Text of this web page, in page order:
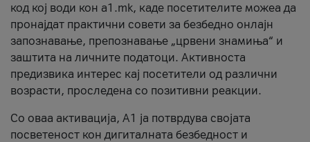
код кој води кон a1.mk, каде посетителите можеа да
пронајдат практични совети за безбедно онлајн
запознавање, препознавање „црвени знамиња“ и
заштита на личните податоци. Активноста
предизвика интерес кај посетители од различни
возрасти, проследена со позитивни реакции.
Со оваа активација, А1 ја потврдува својата
посветеност кон дигиталната безбедност и